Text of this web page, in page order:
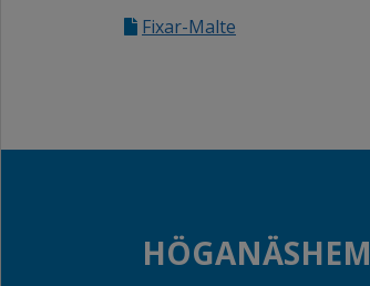
Fixar-Malte
HÖGANÄSHEM